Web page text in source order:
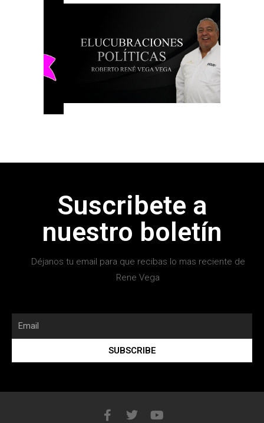
Suscribete a
nuestro boletín
Déjanos tu email para que recibas lo mas reciente de
Rene Vega
SUBSCRIBE